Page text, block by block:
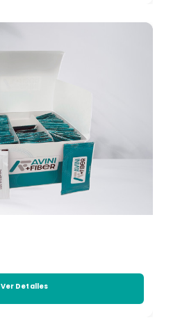
Ver Detalles